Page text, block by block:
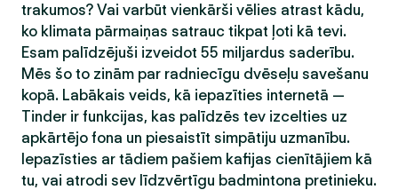
trakumos? Vai varbūt vienkārši vēlies atrast kādu,
ko klimata pārmaiņas satrauc tikpat ļoti kā tevi.
Esam palīdzējuši izveidot 55 miljardus saderību.
Mēs šo to zinām par radniecīgu dvēseļu savešanu
kopā. Labākais veids, kā iepazīties internetā —
Tinder ir funkcijas, kas palīdzēs tev izcelties uz
apkārtējo fona un piesaistīt simpātiju uzmanību.
Iepazīsties ar tādiem pašiem kafijas cienītājiem kā
tu, vai atrodi sev līdzvērtīgu badmintona pretinieku.